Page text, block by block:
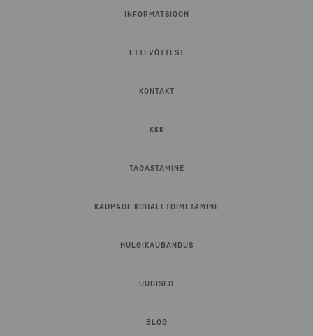
INFORMATSIOON
ETTEVÕTTEST
KONTAKT
KKK
TAGASTAMINE
KAUPADE KOHALETOIMETAMINE
HULGIKAUBANDUS
UUDISED
BLOG